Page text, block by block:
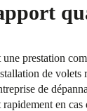
prestation
de volets
de
en cas